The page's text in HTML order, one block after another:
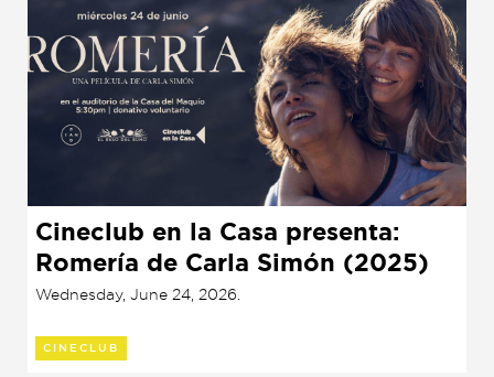
Cineclub en la Casa presenta:
Romería de Carla Simón (2025)
Wednesday, June 24, 2026.
CINECLUB